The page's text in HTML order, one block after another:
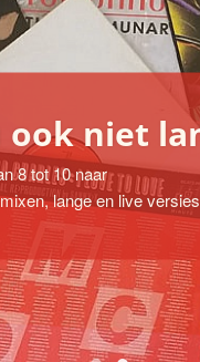
niet
8 tot 10 naar
lange en live versies